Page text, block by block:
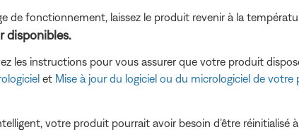
de fonctionnement, laissez le produit revenir à la
disponibles.
les instructions pour vous assurer que votre produit
et Mise à jour du logiciel ou du micrologiciel de votre
votre produit pourrait avoir besoin d’être réinitialisé